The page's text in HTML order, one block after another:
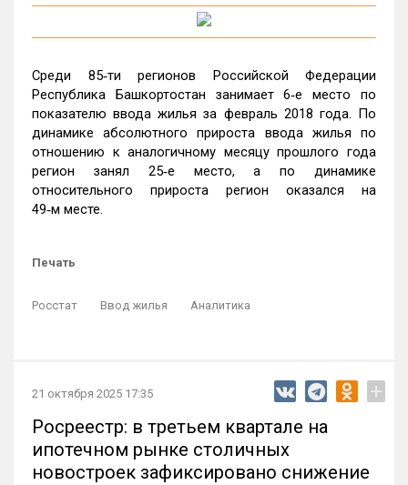
Среди 85‑ти регионов Российской Федерации
Республика Башкортостан занимает 6‑е место по
показателю ввода жилья за февраль 2018 года. По
динамике абсолютного прироста ввода жилья по
отношению к аналогичному месяцу прошлого года
регион занял 25‑е место, а по динамике
относительного прироста регион оказался на
49‑м месте.
Печать
Росстат Ввод жилья Аналитика
21 октября 2025 17:35 +
Росреестр: в третьем квартале на
ипотечном рынке столичных
новостроек зафиксировано снижение